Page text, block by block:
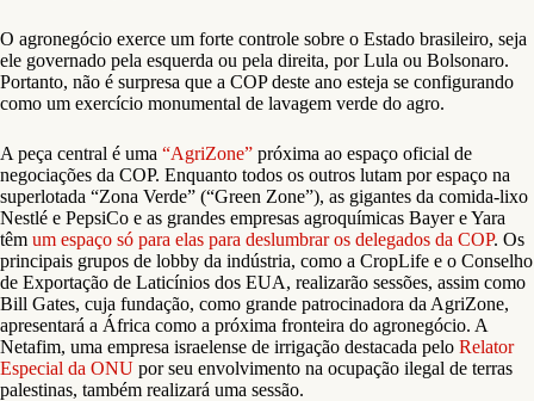
O agronegócio exerce um forte controle sobre o Estado brasileiro, seja
ele governado pela esquerda ou pela direita, por Lula ou Bolsonaro.
Portanto, não é surpresa que a COP deste ano esteja se configurando
como um exercício monumental de lavagem verde do agro.
A peça central é uma “AgriZone” próxima ao espaço oficial de
negociações da COP. Enquanto todos os outros lutam por espaço na
superlotada “Zona Verde” (“Green Zone”), as gigantes da comida-lixo
Nestlé e PepsiCo e as grandes empresas agroquímicas Bayer e Yara
têm um espaço só para elas para deslumbrar os delegados da COP. Os
principais grupos de lobby da indústria, como a CropLife e o Conselho
de Exportação de Laticínios dos EUA, realizarão sessões, assim como
Bill Gates, cuja fundação, como grande patrocinadora da AgriZone,
apresentará a África como a próxima fronteira do agronegócio. A
Netafim, uma empresa israelense de irrigação destacada pelo Relator
Especial da ONU por seu envolvimento na ocupação ilegal de terras
palestinas, também realizará uma sessão.